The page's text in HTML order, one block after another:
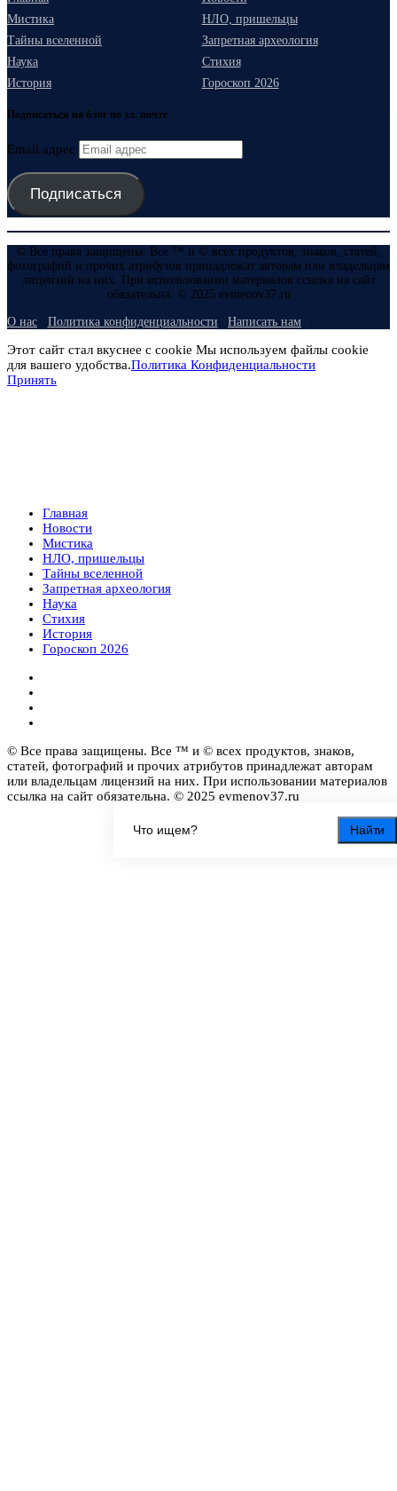
Найти
Мистика
НЛО, пришельцы
Тайны вселенной
Запретная археология
Наука
Стихия
История
Гороскоп 2026
Подписаться на блог по эл. почте
Email адрес
Подписаться
© Все права защищены. Все ™ и © всех продуктов, знаков, статей,
фотографий и прочих атрибутов принадлежат авторам или владельцам
лицензий на них. При использовании материалов ссылка на сайт
обязательна. © 2025 evmenov37.ru
О нас Политика конфиденциальности Написать нам
Этот сайт стал вкуснее с cookie Мы используем файлы cookie
для вашего удобства.Политика Конфиденциальности
Принять
Главная
Новости
Мистика
НЛО, пришельцы
Тайны вселенной
Запретная археология
Наука
Стихия
История
Гороскоп 2026
© Все права защищены. Все ™ и © всех продуктов, знаков,
статей, фотографий и прочих атрибутов принадлежат авторам
или владельцам лицензий на них. При использовании материалов
ссылка на сайт обязательна. © 2025 evmenov37.ru